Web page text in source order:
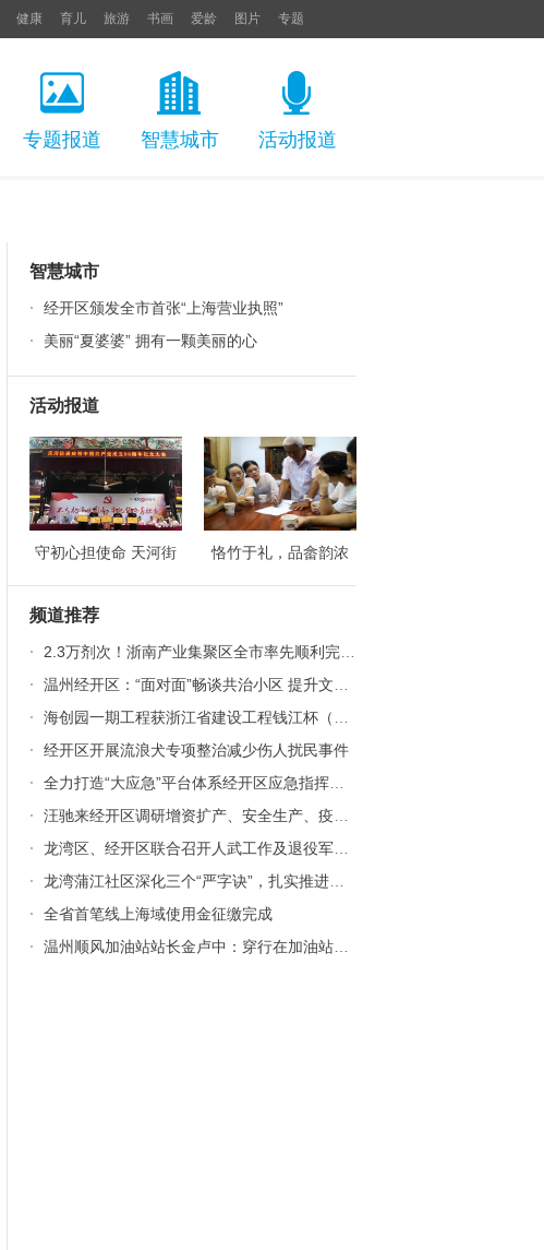
健康 育儿 旅游 书画 爱龄 图片 专题
专题报道 智慧城市 活动报道
智慧城市
·
经开区颁发全市首张“上海营业执照”
·
美丽“夏婆婆” 拥有一颗美丽的心
活动报道
守初心担使命 天河街
召开
恪竹于礼，品畲韵浓
频道推荐
·
2.3万剂次！浙南产业集聚区全市率先顺利完成3至11岁儿童新冠疫苗接种工作
·
温州经开区：“面对面”畅谈共治小区 提升文明品质共迎亚运
·
海创园一期工程获浙江省建设工程钱江杯（优质工程）奖
·
经开区开展流浪犬专项整治减少伤人扰民事件
·
全力打造“大应急”平台体系经开区应急指挥中心建设项目竣工验收
·
汪驰来经开区调研增资扩产、安全生产、疫情防控工作
·
龙湾区、经开区联合召开人武工作及退役军人事务工作业务培训会
·
龙湾蒲江社区深化三个“严字诀”，扎实推进清廉村居建设
·
全省首笔线上海域使用金征缴完成
·
温州顺风加油站站长金卢中：穿行在加油站的掌灯人